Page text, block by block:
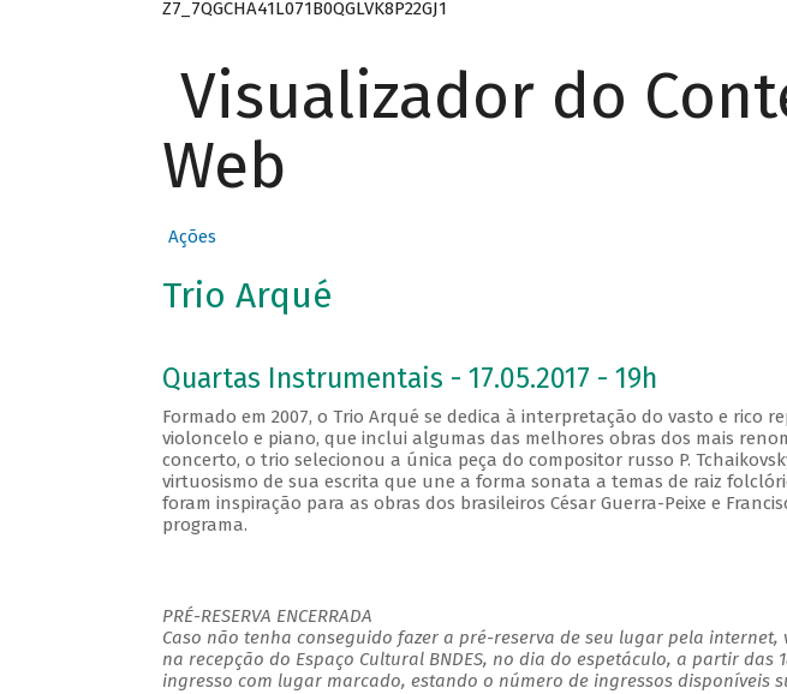
Z7_7QGCHA41L071B0QGLVK8P22GJ1
Visualizador do
Web
Ações
Trio Arqué
Quartas Instrumentais - 17.05.2017 - 19h
Formado em 2007, o Trio Arqué se dedica à interpretação do vasto e rico
violoncelo e piano, que inclui algumas das melhores obras dos mais
concerto, o trio selecionou a única peça do compositor russo P.
virtuosismo de sua escrita que une a forma sonata a temas de raiz
foram inspiração para as obras dos brasileiros César Guerra-Peixe e
programa.
PRÉ-RESERVA ENCERRADA
Caso não tenha conseguido fazer a pré-reserva de seu lugar pela
na recepção do Espaço Cultural BNDES, no dia do espetáculo, a partir das
ingresso com lugar marcado, estando o número de ingressos disponíveis